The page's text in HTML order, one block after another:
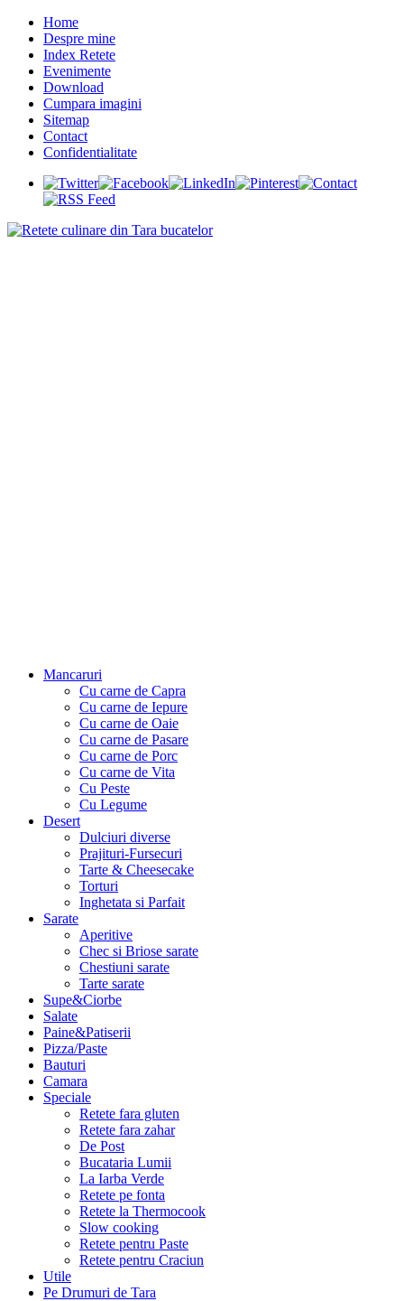
Home
Despre mine
Index Retete
Evenimente
Download
Cumpara imagini
Sitemap
Contact
Confidentialitate
Mancaruri
Cu carne de Capra
Cu carne de Iepure
Cu carne de Oaie
Cu carne de Pasare
Cu carne de Porc
Cu carne de Vita
Cu Peste
Cu Legume
Desert
Dulciuri diverse
Prajituri-Fursecuri
Tarte & Cheesecake
Torturi
Inghetata si Parfait
Sarate
Aperitive
Chec si Briose sarate
Chestiuni sarate
Tarte sarate
Supe&Ciorbe
Salate
Paine&Patiserii
Pizza/Paste
Bauturi
Camara
Speciale
Retete fara gluten
Retete fara zahar
De Post
Bucataria Lumii
La Iarba Verde
Retete pe fonta
Retete la Thermocook
Slow cooking
Retete pentru Paste
Retete pentru Craciun
Utile
Pe Drumuri de Tara